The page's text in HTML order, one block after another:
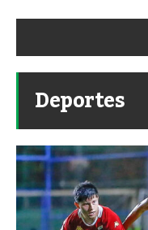
Deportes